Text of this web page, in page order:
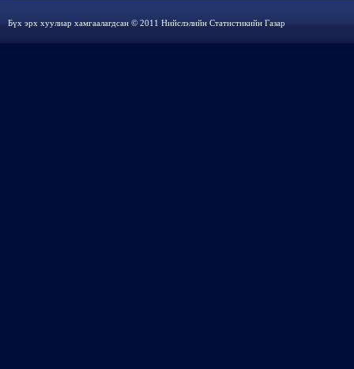
Бүх эрх хуулиар хамгаалагдсан © 2011 Нийслэлийн Статистикийн Газар